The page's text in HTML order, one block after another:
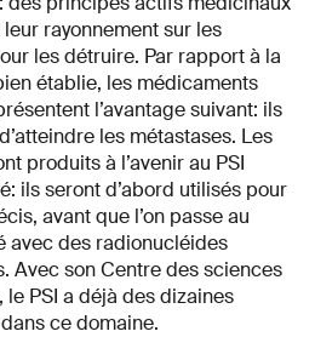
rayonnement sur les
les détruire. Par rapport à la
établie, les médicaments
l’avantage suivant: ils
les métastases. Les
produits à l’avenir au PSI
ils seront d’abord utilisés pour
avant que l’on passe au
avec des radionucléides
Avec son Centre des sciences
PSI a déjà des dizaines
ce domaine.